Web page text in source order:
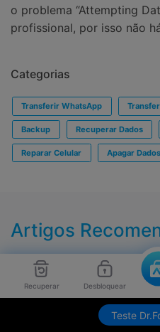
Recuperar Desbloquear
Teste
o problema “Attempting
profissional, por isso não
Categorias
Transferir WhatsApp
Backup Recuperar Dados
Reparar Celular Apagar Dados
Artigos